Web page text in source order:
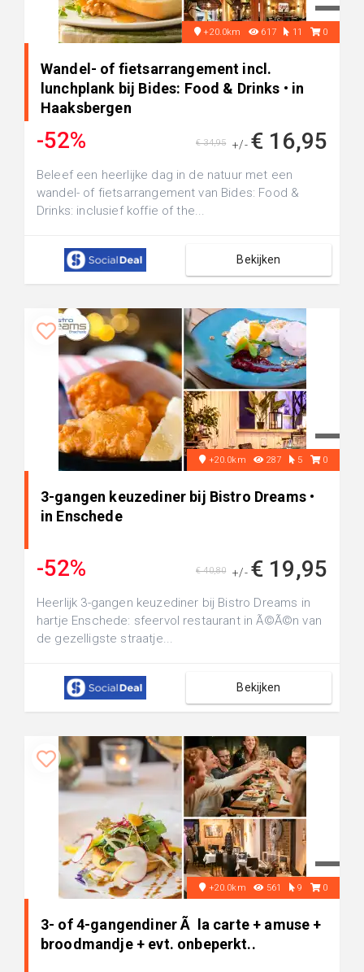
+20.0km 617 11 0
Wandel- of fietsarrangement incl.
lunchplank bij Bides: Food & Drinks • in
Haaksbergen
-52% +/- € 16,95
€ 34,95
Beleef een heerlijke dag in de natuur met een
wandel- of fietsarrangement van Bides: Food &
Drinks: inclusief koffie of the...
Bekijken
+20.0km 287 5 0
3-gangen keuzediner bij Bistro Dreams •
in Enschede
-52% +/- € 19,95
€ 40,80
Heerlijk 3-gangen keuzediner bij Bistro Dreams in
hartje Enschede: sfeervol restaurant in Ã©Ã©n van
de gezelligste straatje...
Bekijken
+20.0km 561 9 0
3- of 4-gangendiner Ã la carte + amuse +
broodmandje + evt. onbeperkt..